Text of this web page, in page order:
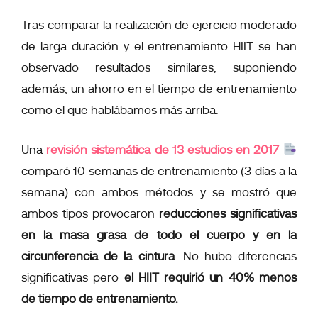
Tras comparar la realización de ejercicio moderado
de larga duración y el entrenamiento HIIT se han
observado resultados similares, suponiendo
además, un ahorro en el tiempo de entrenamiento
como el que hablábamos más arriba.
Una revisión sistemática de 13 estudios en 2017
comparó 10 semanas de entrenamiento (3 días a la
semana) con ambos métodos y se mostró que
ambos tipos provocaron reducciones significativas
en la masa grasa de todo el cuerpo y en la
circunferencia de la cintura. No hubo diferencias
significativas pero el HIIT requirió un 40% menos
de tiempo de entrenamiento.